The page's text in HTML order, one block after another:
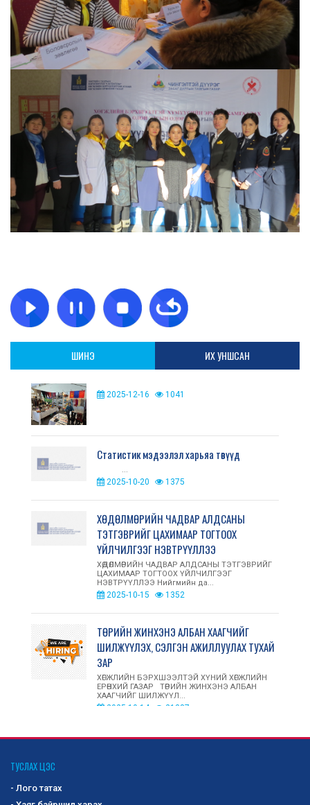
ШИНЭ ИХ УНШСАН
2025-12-16 1041
Статистик мэдээлэл харьяа төвүүд
...
2025-10-20 1375
ХӨДӨЛМӨРИЙН ЧАДВАР АЛДСАНЫ
ТЭТГЭВРИЙГ ЦАХИМААР ТОГТООХ
ҮЙЛЧИЛГЭЭГ НЭВТРҮҮЛЛЭЭ
ХӨДӨЛМӨРИЙН ЧАДВАР АЛДСАНЫ ТЭТГЭВРИЙГ
ЦАХИМААР ТОГТООХ ҮЙЛЧИЛГЭЭГ
НЭВТРҮҮЛЛЭЭ Нийгмийн да...
2025-10-15 1352
ТӨРИЙН ЖИНХЭНЭ АЛБАН ХААГЧИЙГ
ШИЛЖҮҮЛЭХ, СЭЛГЭН АЖИЛЛУУЛАХ ТУХАЙ
ЗАР
ХӨГЖЛИЙН БЭРХШЭЭЛТЭЙ ХҮНИЙ ХӨГЖЛИЙН
ЕРӨНХИЙ ГАЗАР ТӨРИЙН ЖИНХЭНЭ АЛБАН
ХААГЧИЙГ ШИЛЖҮҮЛ...
2025-10-14 21387
ТУСЛАХ ЦЭС
- Лого татах